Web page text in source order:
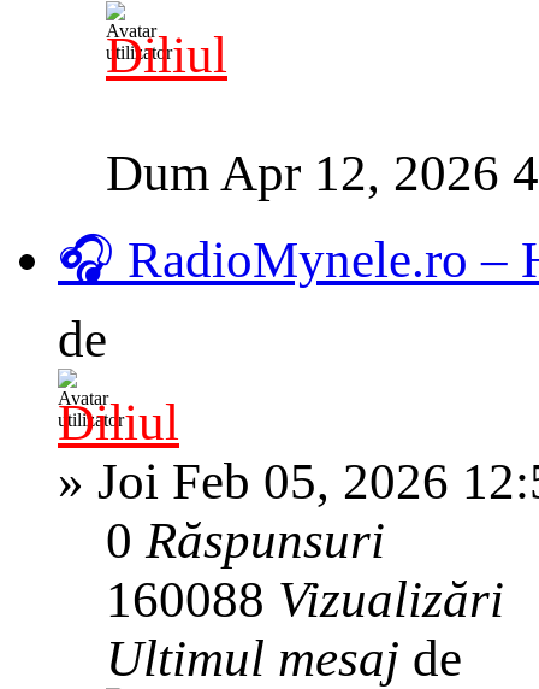
Diliul
Dum Apr 12, 2026
🎧 RadioMynele.ro –
de
Diliul
» Joi Feb 05, 2026
0Răspunsuri
160088 Vizualizări
Ultimul mesaj de